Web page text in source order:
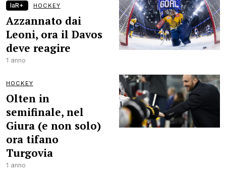
laR+ HOCKEY
Azzannato dai
Leoni, ora il Davos
deve reagire
1 anno
HOCKEY
Olten in
semifinale, nel
Giura (e non solo)
ora tifano
Turgovia
1 anno